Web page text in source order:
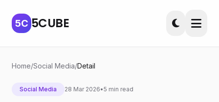
5C 5CUBE
Home/Social Media/Detail
Social Media 28 Mar 2026•5 min read